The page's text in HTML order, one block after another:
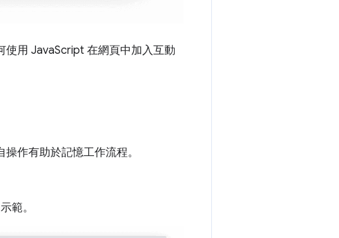
使用 JavaScript 在網頁中加入互動
作有助於記憶工作流程。
範。